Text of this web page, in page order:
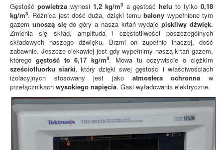
Gęstość powietrza wynosi 1,2 kg/m3 a gęstość helu to tylko0,18
kg/m3. Różnica jest dość duża, dzięki temu balony wypełnione tym
gazem unoszą siędo góry a nasza krtań wydajepiskliwy dźwięk.
Zmienia się skład, amplituda i częstotliwości poszczególnych
składowych naszego dźwięku. Brzmi on zupełnie inaczej, dość
zabawnie. Jeszcze ciekawiej jest gdy wypełnimy naszą krtań gazem,
którego gęstość to 6,17 kg/m3. Mowa tu oczywiście o ciężkim
sześciofluorku siarki, który dzięki swej gęstości i właściwościach
izolacyjnych stosowany jest jako atmosfera ochronna w
przełącznikach wysokiego napięcia. Gasi wyładowania elektryczne.